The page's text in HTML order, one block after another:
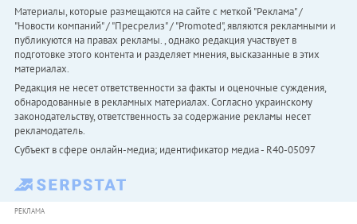
Материалы, которые размещаются на сайте с меткой "Реклама" /
"Новости компаний" / "Пресрелиз" / "Promoted", являются рекламными и
публикуются на правах рекламы. , однако редакция участвует в
подготовке этого контента и разделяет мнения, высказанные в этих
материалах.
Редакция не несет ответственности за факты и оценочные суждения,
обнародованные в рекламных материалах. Согласно украинскому
законодательству, ответственность за содержание рекламы несет
рекламодатель.
Субъект в сфере онлайн-медиа; идентификатор медиа - R40-05097
РЕКЛАМА